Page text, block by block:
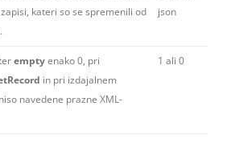
kateri so se spremenili od
json
emptyenako 0, pri
in pri izdajalnem
navedene prazne XML-
1 ali 0